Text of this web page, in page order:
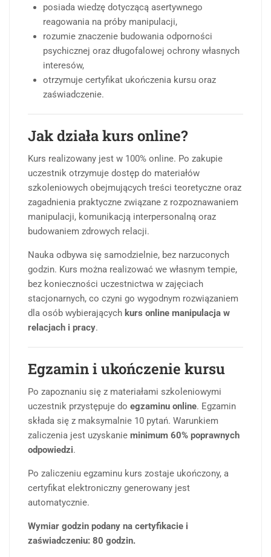
posiada wiedzę dotyczącą asertywnego
reagowania na próby manipulacji,
rozumie znaczenie budowania odporności
psychicznej oraz długofalowej ochrony własnych
interesów,
otrzymuje certyfikat ukończenia kursu oraz
zaświadczenie.
Jak działa kurs online?
Kurs realizowany jest w 100% online. Po zakupie
uczestnik otrzymuje dostęp do materiałów
szkoleniowych obejmujących treści teoretyczne oraz
zagadnienia praktyczne związane z rozpoznawaniem
manipulacji, komunikacją interpersonalną oraz
budowaniem zdrowych relacji.
Nauka odbywa się samodzielnie, bez narzuconych
godzin. Kurs można realizować we własnym tempie,
bez konieczności uczestnictwa w zajęciach
stacjonarnych, co czyni go wygodnym rozwiązaniem
dla osób wybierających kurs online manipulacja w
relacjach i pracy.
Egzamin i ukończenie kursu
Po zapoznaniu się z materiałami szkoleniowymi
uczestnik przystępuje do egzaminu online. Egzamin
składa się z maksymalnie 10 pytań. Warunkiem
zaliczenia jest uzyskanie minimum 60% poprawnych
odpowiedzi.
Po zaliczeniu egzaminu kurs zostaje ukończony, a
certyfikat elektroniczny generowany jest
automatycznie.
Wymiar godzin podany na certyfikacie i
zaświadczeniu: 80 godzin.